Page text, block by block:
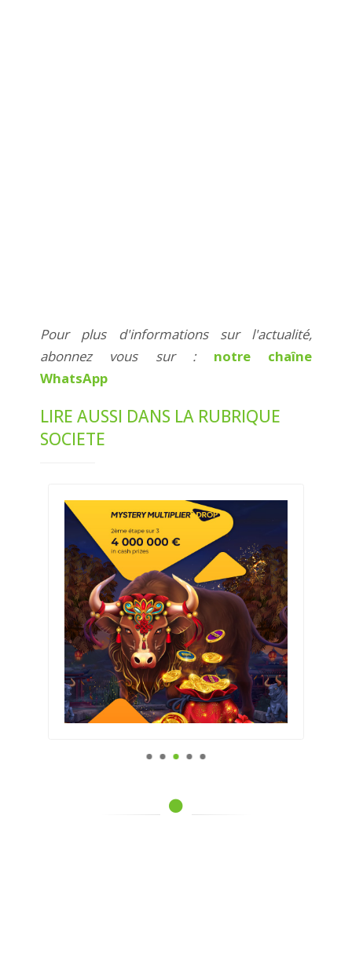
Pour plus d'informations sur l'actualité,
abonnez vous sur : notre chaîne
WhatsApp
LIRE AUSSI DANS LA RUBRIQUE
SOCIETE